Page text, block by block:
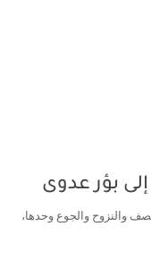
بؤر عدوى
والنزوح والجوع وحدها،